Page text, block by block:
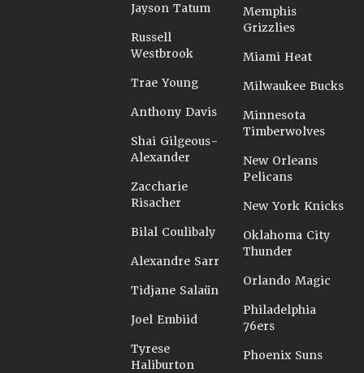
Jayson Tatum
Russell
Westbrook
Trae Young
Anthony Davis
Shai Gilgeous-
Alexander
Zaccharie
Risacher
Bilal Coulibaly
Alexandre Sarr
Tidjane Salaün
Joel Embiid
Tyrese
Haliburton
Memphis
Grizzlies
Miami Heat
Milwaukee Bucks
Minnesota
Timberwolves
New Orleans
Pelicans
New York Knicks
Oklahoma City
Thunder
Orlando Magic
Philadelphia
76ers
Phoenix Suns